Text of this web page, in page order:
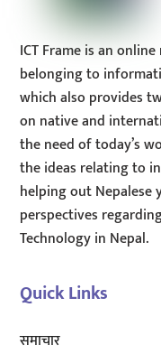
ICT Frame is an
belonging to
which also provides
on native and
the need of today’s
the ideas relating to
helping out
perspectives
Technology in Nepal.
Quick Links
समाचार